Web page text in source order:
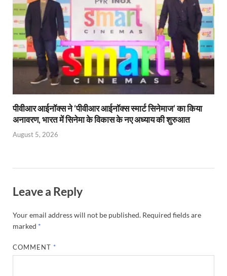
पीवीआर आईनॉक्स ने ‘पीवीआर आईनॉक्स स्मार्ट सिनेमाज’ का किया
अनावरण, भारत में सिनेमा के विकास के नए अध्याय की शुरुआत
August 5, 2026
Leave a Reply
Your email address will not be published. Required fields are
marked *
COMMENT *